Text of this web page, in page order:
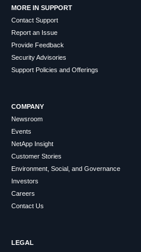
MORE IN SUPPORT
Contact Support
Report an Issue
Provide Feedback
Security Advisories
Support Policies and Offerings
COMPANY
Newsroom
Events
NetApp Insight
Customer Stories
Environment, Social, and Governance
Investors
Careers
Contact Us
LEGAL